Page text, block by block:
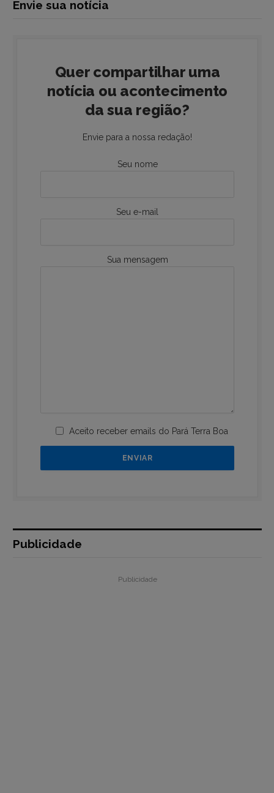
Envie sua notícia
Quer compartilhar uma
notícia ou acontecimento
da sua região?
Envie para a nossa redação!
Seu nome
Seu e-mail
Sua mensagem
Aceito receber emails do Pará Terra Boa
Publicidade
Publicidade